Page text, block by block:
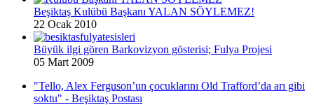
Beşiktaş Kulübü Başkanı YALAN SÖYLEMEZ!
22 Ocak 2010
Büyük ilgi gören Barkovizyon gösterisi; Fulya Projesi
05 Mart 2009
"Tello, Alex Ferguson’un çocuklarını Old Trafford’da arı gibi
soktu" - Beşiktaş Postası